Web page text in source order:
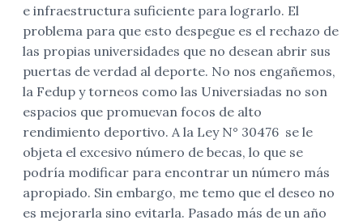
e infraestructura suficiente para lograrlo. El
problema para que esto despegue es el rechazo de
las propias universidades que no desean abrir sus
puertas de verdad al deporte. No nos engañemos,
la Fedup y torneos como las Universiadas no son
espacios que promuevan focos de alto
rendimiento deportivo. A la Ley N° 30476 se le
objeta el excesivo número de becas, lo que se
podría modificar para encontrar un número más
apropiado. Sin embargo, me temo que el deseo no
es mejorarla sino evitarla. Pasado más de un año